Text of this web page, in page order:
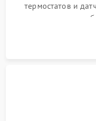
термостатов и
конденсатора,
тепловым